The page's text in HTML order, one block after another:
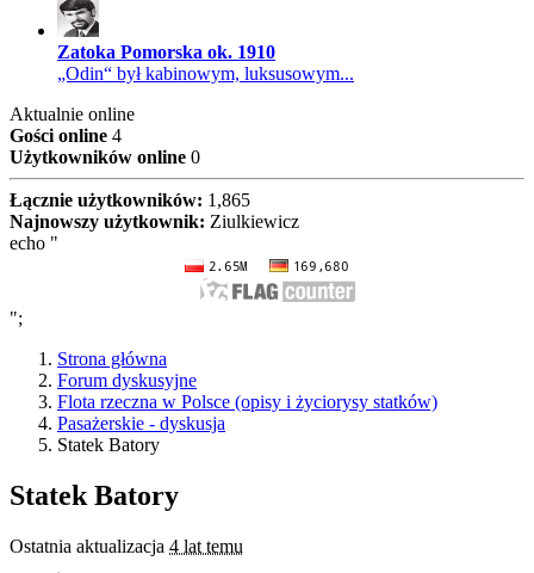
Zatoka Pomorska ok. 1910
„Odin“ był kabinowym, luksusowym...
Aktualnie online
Gości online 4
Użytkowników online 0
Łącznie użytkowników: 1,865
Najnowszy użytkownik: Ziulkiewicz
echo "
";
Strona główna
Forum dyskusyjne
Flota rzeczna w Polsce (opisy i życiorysy statków)
Pasażerskie - dyskusja
Statek Batory
Statek Batory
Ostatnia aktualizacja 4 lat temu